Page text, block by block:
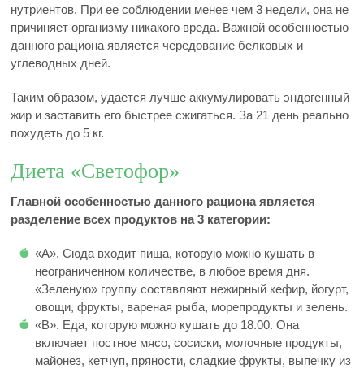
нутриентов. При ее соблюдении менее чем 3 недели, она не
причиняет организму никакого вреда. Важной особенностью
данного рациона является чередование белковых и
углеводных дней.
Таким образом, удается лучше аккумулировать эндогенный
жир и заставить его быстрее сжигаться. За 21 день реально
похудеть до 5 кг.
Диета «Светофор»
Главной особенностью данного рациона является
разделение всех продуктов на 3 категории:
«A». Сюда входит пища, которую можно кушать в
неограниченном количестве, в любое время дня.
«Зеленую» группу составляют нежирный кефир, йогурт,
овощи, фрукты, вареная рыба, морепродукты и зелень.
«B». Еда, которую можно кушать до 18.00. Она
включает постное мясо, сосиски, молочные продукты,
майонез, кетчуп, пряности, сладкие фрукты, выпечку из